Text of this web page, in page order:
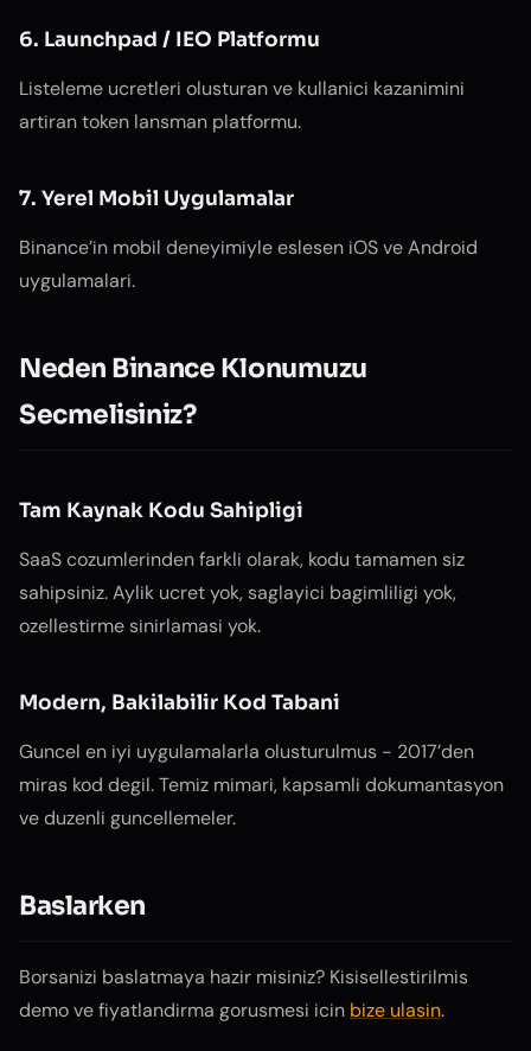
6. Launchpad / IEO Platformu
Listeleme ucretleri olusturan ve kullanici kazanimini
artiran token lansman platformu.
7. Yerel Mobil Uygulamalar
Binance’in mobil deneyimiyle eslesen iOS ve Android
uygulamalari.
Neden Binance Klonumuzu
Secmelisiniz?
Tam Kaynak Kodu Sahipligi
SaaS cozumlerinden farkli olarak, kodu tamamen siz
sahipsiniz. Aylik ucret yok, saglayici bagimliligi yok,
ozellestirme sinirlamasi yok.
Modern, Bakilabilir Kod Tabani
Guncel en iyi uygulamalarla olusturulmus - 2017’den
miras kod degil. Temiz mimari, kapsamli dokumantasyon
ve duzenli guncellemeler.
Baslarken
Borsanizi baslatmaya hazir misiniz? Kisisellestirilmis
demo ve fiyatlandirma gorusmesi icin bize ulasin.